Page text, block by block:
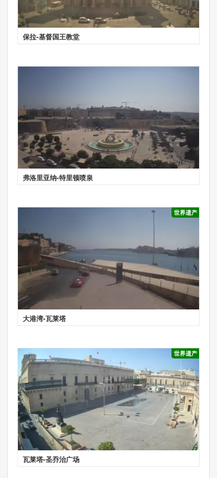
保拉-基督国王教堂
弗洛里亚纳-特里顿喷泉
世界遗产
大港湾-瓦莱塔
世界遗产
瓦莱塔-圣乔治广场